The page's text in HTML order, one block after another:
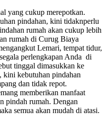
yang cukup merepotkan.
pindahan, kini tidaknperlu
rumah akan cukup lebih
rumah di Curug Biaya
Lemari, tempat tidur,
perlengkapan Anda di
tinggal dimasukkan ke
kebutuhan pindahan
dan tidak repot.
memberikan manfaat
pindah rumah. Dengan
semua akan mudah di atasi.